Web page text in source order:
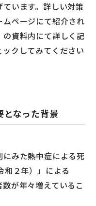
います。詳しい対策
ページにて紹介され
の資料内にて詳しく記
クしてみてください
なった背景
みた熱中症による死
和２年）」による
が年々増えているこ